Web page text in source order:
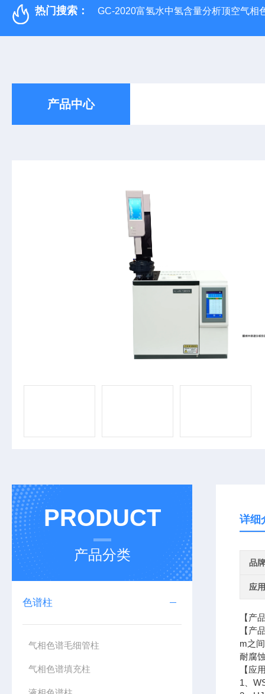
热门搜索： GC-2020富氢水中氢含量分析顶空气相
产品中心
PRODUCT
产品分类
色谱柱
气相色谱毛细管柱
气相色谱填充柱
详细
品牌
应
【产
【产
m之
耐腐
【应
1、